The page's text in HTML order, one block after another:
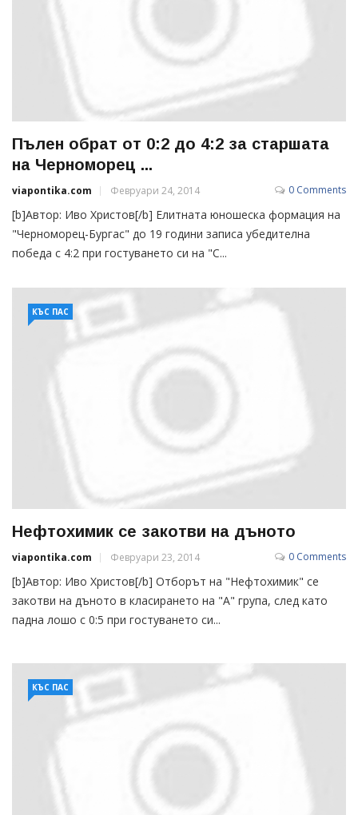
Пълен обрат от 0:2 до 4:2 за старшата
на Черноморец ...
viapontika.com Февруари 24, 2014 0 Comments
[b]Автор: Иво Христов[/b] Елитната юношеска формация на
"Черноморец-Бургас" до 19 години записа убедителна
победа с 4:2 при гостуването си на "С...
КЪС ПАС
Нефтохимик се закотви на дъното
viapontika.com Февруари 23, 2014 0 Comments
[b]Автор: Иво Христов[/b] Отборът на "Нефтохимик" се
закотви на дъното в класирането на "А" група, след като
падна лошо с 0:5 при гостуването си...
КЪС ПАС